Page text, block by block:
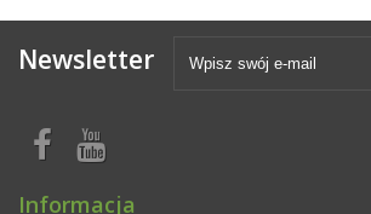
Newsletter
Informacja